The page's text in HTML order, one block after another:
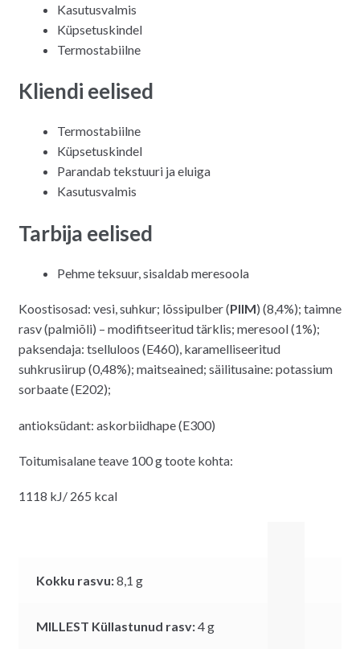
Kasutusvalmis
Küpsetuskindel
Termostabiilne
Kliendi eelised
Termostabiilne
Küpsetuskindel
Parandab tekstuuri ja eluiga
Kasutusvalmis
Tarbija eelised
Pehme teksuur, sisaldab meresoola
Koostisosad: vesi, suhkur; lõssipulber (PIIM) (8,4%); taimne
rasv(palmiõli) – modifitseeritud tärklis; meresool(1%);
paksendaja: tselluloos (E460), karamelliseeritud
suhkrusiirup (0,48%); maitseained; säilitusaine: potassium
sorbaate (E202);
antioksüdant: askorbiidhape(E300)
Toitumisalane teave 100 g toote kohta:
1118 kJ/ 265 kcal
Kokku rasvu:8,1 g
MILLEST Küllastunud rasv:4g